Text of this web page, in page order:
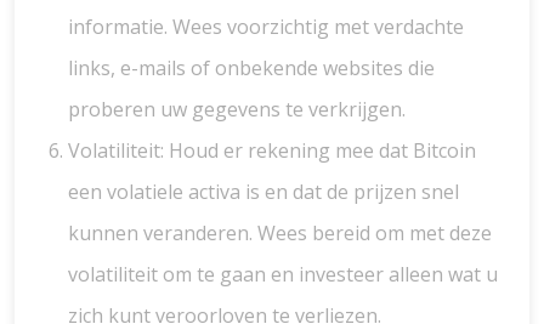
informatie. Wees voorzichtig met verdachte
links, e-mails of onbekende websites die
proberen uw gegevens te verkrijgen.
Volatiliteit: Houd er rekening mee dat Bitcoin
een volatiele activa is en dat de prijzen snel
kunnen veranderen. Wees bereid om met deze
volatiliteit om te gaan en investeer alleen wat u
zich kunt veroorloven te verliezen.